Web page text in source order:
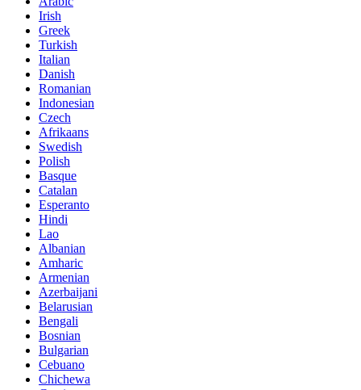
Irish
Greek
Turkish
Italian
Danish
Romanian
Indonesian
Czech
Afrikaans
Swedish
Polish
Basque
Catalan
Esperanto
Hindi
Lao
Albanian
Amharic
Armenian
Azerbaijani
Belarusian
Bengali
Bosnian
Bulgarian
Cebuano
Chichewa